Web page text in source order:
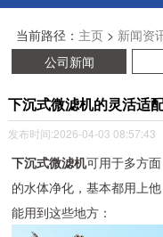
当前路径： 主页> 新闻资
公司新闻
下沉式微滤机的灵活适
发布时间:2026-04-03 08:57:43
下沉式微滤机可用于多方
的水体净化，基本都用上
能用到这些地方：